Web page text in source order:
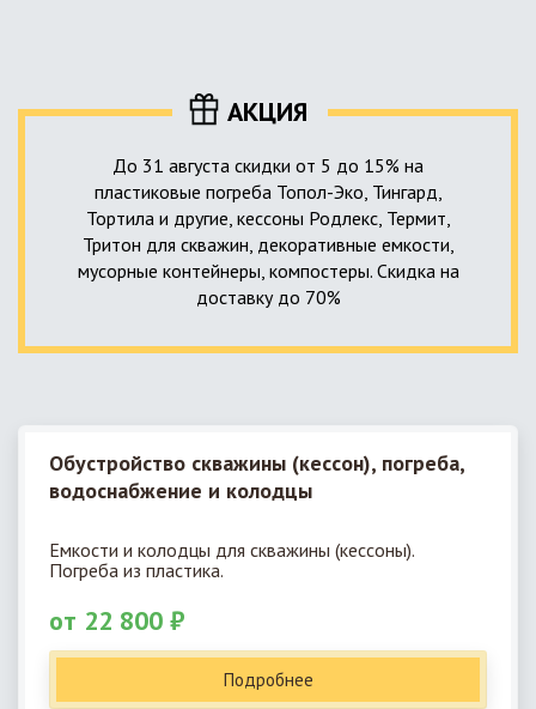
высокотехнологичное устройство, встраиваемое в
канализационную систему и обеспечивающее
АКЦИЯ
До 31 августа скидки от 5 до 15% на
пластиковые погреба Топол-Эко, Тингард,
Тортила и другие, кессоны Родлекс, Термит,
Тритон для скважин, декоративные емкости,
мусорные контейнеры, компостеры. Скидка на
доставку до 70%
Обустройство скважины (кессон), погреба,
водоснабжение и колодцы
Емкости и колодцы для скважины (кессоны).
Погреба из пластика.
от 22 800 ₽
Подробнее